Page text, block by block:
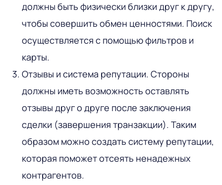
должны быть физически близки друг к другу,
чтобы совершить обмен ценностями. Поиск
осуществляется с помощью фильтров и
карты.
Отзывы и система репутации. Стороны
должны иметь возможность оставлять
отзывы друг о друге после заключения
сделки (завершения транзакции). Таким
образом можно создать систему репутации,
которая поможет отсеять ненадежных
контрагентов.